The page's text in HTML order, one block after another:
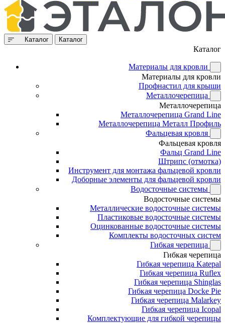
Каталог Каталог
Каталог
Материалы для кровли
Материалы для кровли
Профнастил для крыши
Металлочерепица
Металлочерепица
Металлочерепица Grand Line
Металлочерепица Металл Профиль
Фальцевая кровля
Фальцевая кровля
Фальц Grand Line
Штрипс (отмотка)
Инструмент для монтажа фальцевой кровли
Доборные элементы для фальцевой кровли
Водосточные системы
Водосточные системы
Металлические водосточные системы
Пластиковые водосточные системы
Оцинкованные водосточные системы
Комплекты водосточных систем
Гибкая черепица
Гибкая черепица
Гибкая черепица Katepal
Гибкая черепица Ruflex
Гибкая черепица Shinglas
Гибкая черепица Docke Pie
Гибкая черепица Malarkey
Гибкая черепица Icopal
Комплектующие для гибкой черепицы